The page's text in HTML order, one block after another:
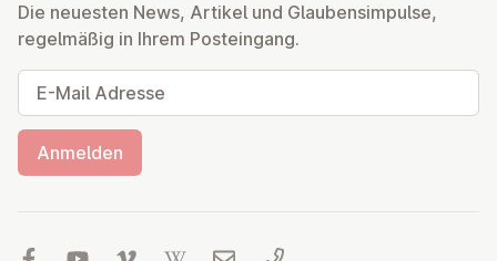
Die neuesten News, Artikel und Glaubensimpulse,
regelmäßig in Ihrem Posteingang.
E-Mail Adresse
Anmelden